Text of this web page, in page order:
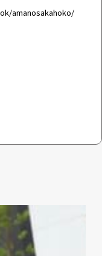
amanosakahoko/